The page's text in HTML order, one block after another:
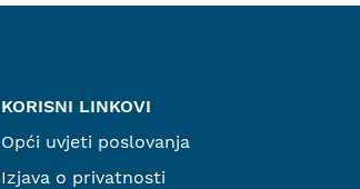
KORISNI LINKOVI
Opći uvjeti poslovanja
Izjava o privatnosti